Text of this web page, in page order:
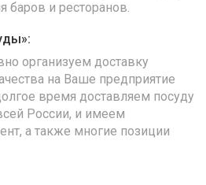
и ресторанов.
организуем доставку
на Ваше предприятие
время доставляем посуду
России, и имеем
а также многие позиции